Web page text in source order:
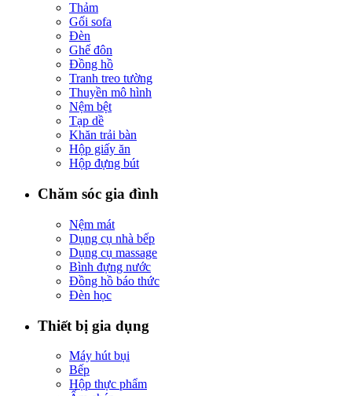
Thảm
Gối sofa
Đèn
Ghế đôn
Đồng hồ
Tranh treo tường
Thuyền mô hình
Nệm bệt
Tạp dề
Khăn trải bàn
Hộp giấy ăn
Hộp đựng bút
Chăm sóc gia đình
Nệm mát
Dụng cụ nhà bếp
Dụng cụ massage
Bình đựng nước
Đồng hồ báo thức
Đèn học
Thiết bị gia dụng
Máy hút bụi
Bếp
Hộp thực phẩm